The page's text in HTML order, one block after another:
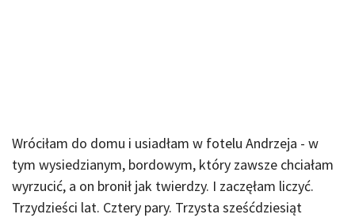
Wróciłam do domu i usiadłam w fotelu Andrzeja - w
tym wysiedzianym, bordowym, który zawsze chciałam
wyrzucić, a on bronił jak twierdzy. I zaczęłam liczyć.
Trzydzieści lat. Cztery pary. Trzysta sześćdziesiąt